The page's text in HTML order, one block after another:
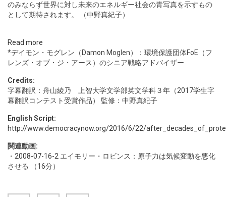
のみならず世界に対し未来のエネルギー社会の青写真を示すもの
として期待されます。 （中野真紀子）
Read more
*デイモン・モグレン（Damon Moglen）：環境保護団体FoE（フ
レンズ・オブ・ジ・アース）のシニア戦略アドバイザー
Credits:
字幕翻訳：舟山綾乃 上智大学文学部英文学科３年（2017学生字
幕翻訳コンテスト受賞作品） 監修：中野真紀子
English Script:
http://www.democracynow.org/2016/6/22/
関連動画:
・ 2008-07-16-2 エイモリー・ロビンス：原子力は気候変動を悪化
させる （16分）